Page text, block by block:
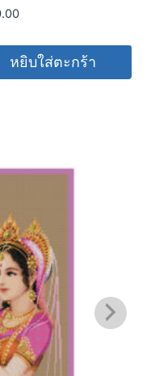
หยิบใส่ตะกร้า